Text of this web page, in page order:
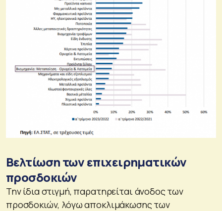
Βελτίωση των επιχειρηματικών
προσδοκιών
Την ίδια στιγμή, παρατηρείται άνοδος των
προσδοκιών, λόγω αποκλιμάκωσης των